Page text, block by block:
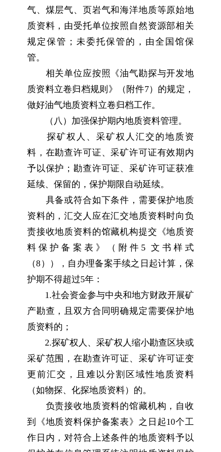
气、煤层气、页岩气和海洋地质等原始地
质资料，由受托单位按照自然资源部相关
规定保管；未委托保管的，由全国馆保
管。
相关单位应按照《油气勘探与开发地
质资料立卷归档规则》（附件7）的规定，
做好油气地质资料立卷归档工作。
（八）加强保护期内地质资料管理。
探矿权人、采矿权人汇交的地质资
料，在勘查许可证、采矿许可证有效期内
予以保护；勘查许可证、采矿许可证获准
延续、保留的，保护期限自动延续。
具备或符合如下条件，需要保护地质
资料的，汇交人应在汇交地质资料时向负
责接收地质资料的馆藏机构提交《地质资
料保护备案表》（附件5 文书样式
（8）），自办理备案手续之日起计算，保
护期不得超过5年：
1.社会资金参与中央和地方财政开展矿
产勘查，且双方合同明确规定需要保护地
质资料的；
2.探矿权人、采矿权人缩小勘查区块或
采矿范围，在勘查许可证、采矿许可证变
更前汇交，且难以分割区域性地质资料
（如物探、化探地质资料）的。
负责接收地质资料的馆藏机构，自收
到《地质资料保护备案表》之日起10个工
作日内，对符合上述条件的地质资料予以